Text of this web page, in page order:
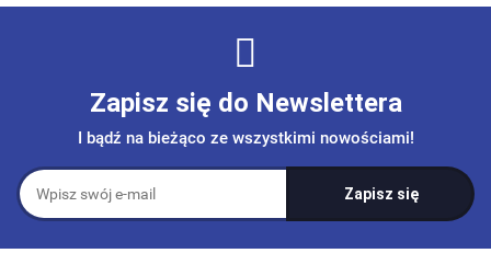
Zapisz się do Newslettera
I bądź na bieżąco ze wszystkimi nowościami!